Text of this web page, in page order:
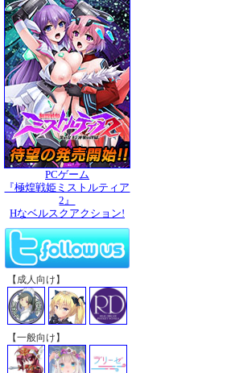
PCゲーム
『極煌戦姫ミストルティア
2』
Hなベルスクアクション!
【成人向け】
【一般向け】